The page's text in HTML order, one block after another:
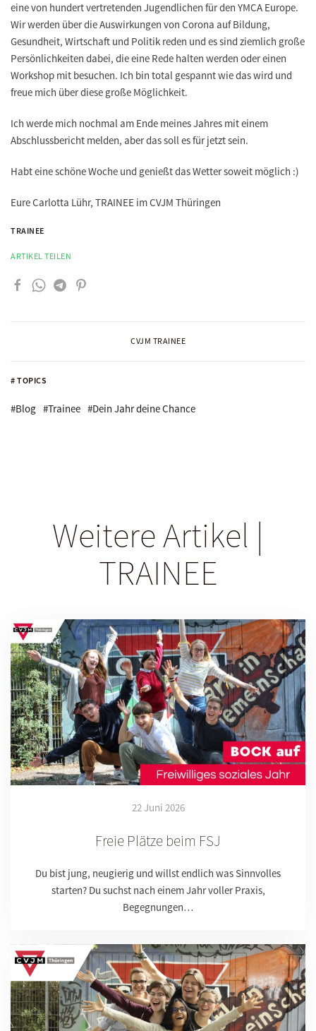
# TOPICS
#Blog #Trainee #Dein Jahr deine Chance
eine von hundert vertretenden Jugendlichen für den YMCA Europe.
Wir werden über die Auswirkungen von Corona auf Bildung,
Gesundheit, Wirtschaft und Politik reden und es sind ziemlich große
Persönlichkeiten dabei, die eine Rede halten werden oder einen
Workshop mit besuchen. Ich bin total gespannt wie das wird und
freue mich über diese große Möglichkeit.
Ich werde mich nochmal am Ende meines Jahres mit einem
Abschlussbericht melden, aber das soll es für jetzt sein.
Habt eine schöne Woche und genießt das Wetter soweit möglich :)
Eure Carlotta Lühr, TRAINEE im CVJM Thüringen
TRAINEE
ARTIKEL TEILEN
CVJM TRAINEE
Weitere Artikel |
TRAINEE
22 Juni 2026
Freie Plätze beim FSJ
Du bist jung, neugierig und willst endlich was Sinnvolles
starten? Du suchst nach einem Jahr voller Praxis,
Begegnungen…